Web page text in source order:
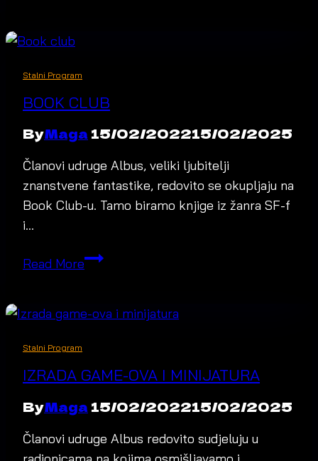
Stalni Program
BOOK CLUB
ByMaga15/02/202215/02/2025
Članovi udruge Albus, veliki ljubitelji
znanstvene fantastike, redovito se okupljaju na
Book Club-u. Tamo biramo knjige iz žanra SF-f
i…
Read MoreBook
Stalni Program
IZRADA GAME-OVA I MINIJATURA
ByMaga15/02/202215/02/2025
Članovi udruge Albus redovito sudjeluju u